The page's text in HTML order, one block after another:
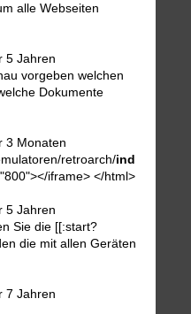
alle Webseiten
5 Jahren
vorgeben welchen
Dokumente
3 Monaten
retroarch/ind
iframe> </html>
5 Jahren
Sie die [[:start?
die mit allen Geräten
7 Jahren